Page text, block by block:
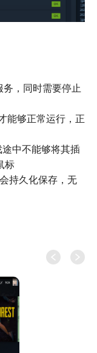
务，同时需要停止
能够正常运行，正
中不能够将其插
标
持久化保存，无